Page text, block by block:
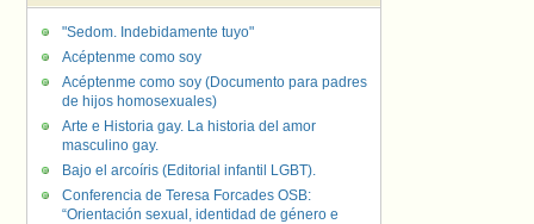
"Sedom. Indebidamente tuyo"
Acéptenme como soy
Acéptenme como soy (Documento para padres
de hijos homosexuales)
Arte e Historia gay. La historia del amor
masculino gay.
Bajo el arcoíris (Editorial infantil LGBT).
Conferencia de Teresa Forcades OSB:
“Orientación sexual, identidad de género e